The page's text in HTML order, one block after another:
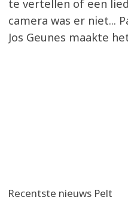
te vertellen of een
camera was er niet...
Jos Geunes maakte
Recentste nieuws Pelt